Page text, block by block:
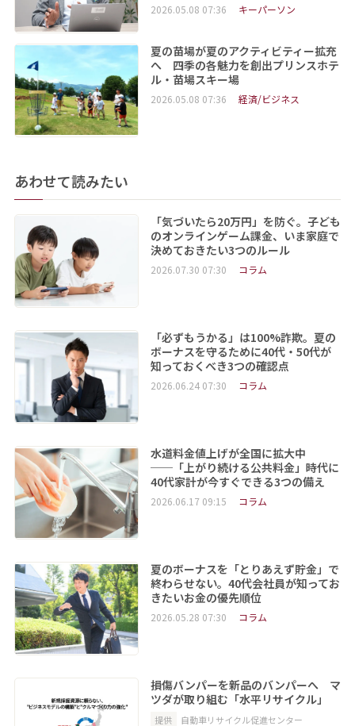
2026.05.08 07:36 キーパーソン
夏の苗場が夏のアクティビティー拡充
へ 四季の各魅力を創出プリンスホテ
ル・苗場スキー場
2026.05.08 07:36 経済/ビジネス
あわせて読みたい
「気づいたら20万円」を防ぐ。子ども
のオンラインゲーム課金、いま家庭で
決めておきたい3つのルール
2026.07.30 07:30 コラム
「必ずもうかる」は100%詐欺。夏の
ボーナスを守るために40代・50代が
知っておくべき3つの確認点
2026.06.24 07:30 コラム
水道料金値上げが全国に拡大中
──「上がり続ける公共料金」時代に
40代家計が今すぐできる3つの備え
2026.06.17 09:15 コラム
夏のボーナスを「とりあえず貯金」で
終わらせない。40代会社員が知ってお
きたいお金の優先順位
2026.05.28 07:30 コラム
損傷バンパーを新品のバンパーへ マ
ツダが取り組む「水平リサイクル」
提供 自動車リサイクル促進センター